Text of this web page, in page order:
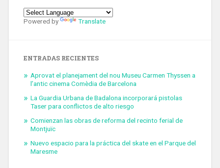
Powered by Translate
ENTRADAS RECIENTES
Aprovat el planejament del nou Museu Carmen Thyssen a
l’antic cinema Comèdia de Barcelona
La Guardia Urbana de Badalona incorporará pistolas
Taser para conflictos de alto riesgo
Comienzan las obras de reforma del recinto ferial de
Montjuïc
Nuevo espacio para la práctica del skate en el Parque del
Maresme